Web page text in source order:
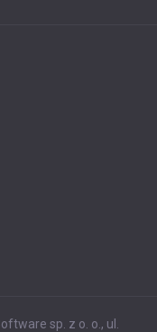
sp. z o. o., ul.